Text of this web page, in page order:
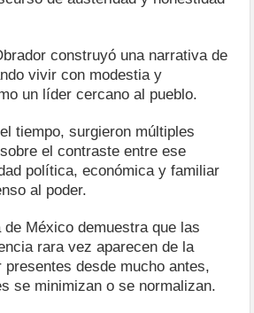
construyó una narrativa de
vivir con modestia y
un líder cercano al pueblo.
tiempo, surgieron múltiples
el contraste entre ese
política, económica y familiar
al poder.
México demuestra que las
rara vez aparecen de la
presentes desde mucho antes,
se minimizan o se normalizan.